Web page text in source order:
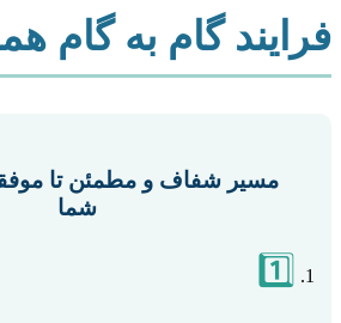
فرایند گام به گام
مسیر شفاف و مطمئن تا
شما
1️⃣